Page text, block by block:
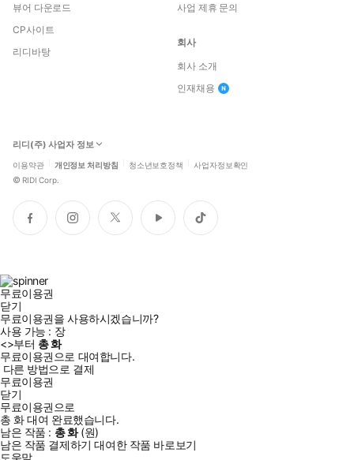
뷰어 다운로드
CP사이트
리디바탕
사업 제휴 문의
회사
회사 소개
인재채용
리디(주) 사업자 정보
이용약관 개인정보 처리방침 청소년보호정책 사업자정보확인
© RIDI Corp.
페
이
인
스
트
위
유
튜
틱
톡
무료이용권
닫기
무료이용권을 사용하시겠습니까?
사용 가능 : 장
<>부터 총화
무료이용권으로 대여합니다.
다른 방법으로 결제
무료이용권
닫기
무료이용권으로
총 화대여 완료했습니다.
남은 작품 : 총화(원)
남은 작품 결제하기 대여한 작품 바로보기
도움말